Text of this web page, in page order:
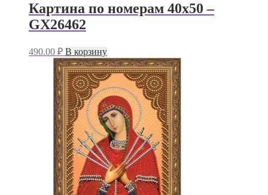
Картина по номерам 40х50 –
GX26462
490.00 ₽ В корзину